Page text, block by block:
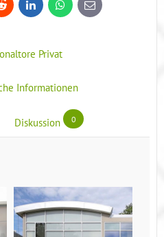
Reddit LinkedInWhatsApp
E-
mail
Privat
Informationen
Diskussion 0